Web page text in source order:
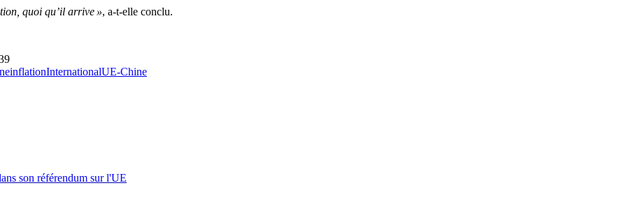
quoi qu’il arrive », a-t-elle conclu.
inflationInternationalUE-Chine
son référendum sur l'UE